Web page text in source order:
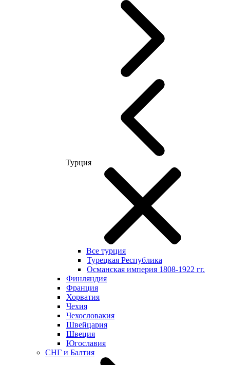
Турция
Все турция
Турецкая Республика
Османская империя 1808-1922 гг.
Финляндия
Франция
Хорватия
Чехия
Чехословакия
Швейцария
Швеция
Югославия
СНГ и Балтия